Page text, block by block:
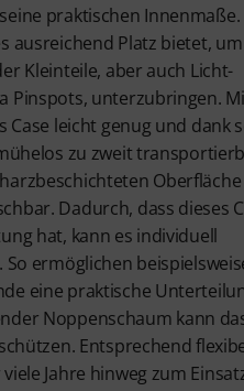
praktischen Innenmaße.
ausreichend Platz bietet, um
Kleinteile, aber auch Licht-
Pinspots, unterzubringen.
Case leicht genug und dank
zu zweit
Oberfläche
Dadurch, dass dieses
hat, kann es individuell
ermöglichen
eine praktische
Noppenschaum kann
Entsprechend
Jahre hinweg zum